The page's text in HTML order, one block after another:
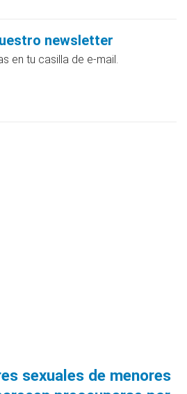
newsletter
en tu casilla de e-mail.
sexuales de menores